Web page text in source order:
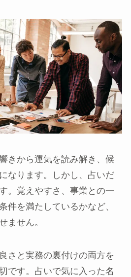
きから運気を読み解き、候
なります。しかし、占いだ
。覚えやすさ、事業との一
件を満たしているかなど、
ません。
さと実務の裏付けの両方を
です。占いで気に入った名